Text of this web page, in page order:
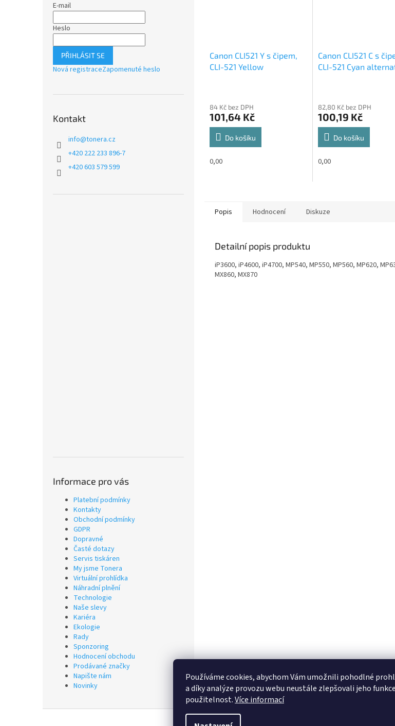
Používáme cookies, abychom Vám umožnili pohodlné
a díky analýze provozu webu neustále zlepšovali jeho
použitelnost.Více informací
E-mail
Heslo
PŘIHLÁSIT SE
Nová registraceZapomenuté heslo
Kontakt
info@tonera.cz
+420 222 233 896-7
+420 603 579 599
Informace pro vás
Platební podmínky
Kontakty
Obchodní podmínky
GDPR
Dopravné
Časté dotazy
Servis tiskáren
My jsme Tonera
Virtuální prohlídka
Náhradní plnění
Technologie
Naše slevy
Kariéra
Ekologie
Rady
Sponzoring
Hodnocení obchodu
Prodávané značky
Napište nám
Novinky
Canon CLI521 Y s čipem,
CLI-521 Yellow
84 Kč bez DPH
101,64 Kč
Do košíku
0,00
Canon CLI521 C s
CLI-521 Cyan
82,80 Kč bez DPH
100,19 Kč
Do košíku
0,00
Popis Hodnocení Diskuze
Detailní popis produktu
iP3600, iP4600, iP4700, MP540, MP550, MP560, MP620,
MX860, MX870